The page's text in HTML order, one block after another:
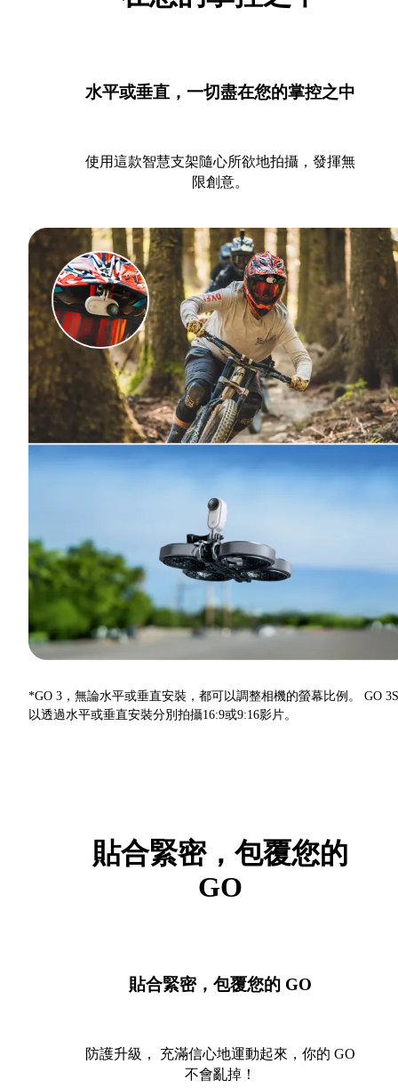
水平或垂直，一切盡在您的掌控之中
使用這款智慧支架隨心所欲地拍攝，發揮無
限創意。
*GO 3，無論水平或垂直安裝，都可以調整相機的螢幕比例。 GO
以透過水平或垂直安裝分別拍攝16:9或9:16影片。
貼合緊密，包覆您的
GO
貼合緊密，包覆您的 GO
防護升級， 充滿信心地運動起來，你的 GO
不會亂掉！